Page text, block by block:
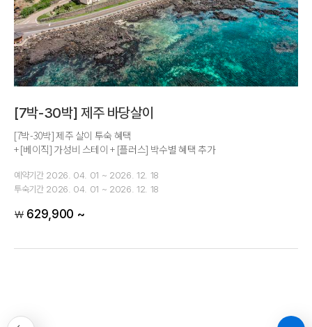
[7박-30박] 제주 바당살이
[7박-30박] 제주 살이 투숙 혜택
+ [베이직] 가성비 스테이 + [플러스] 박수별 혜택 추가
예약기간 2026. 04. 01 ~ 2026. 12. 18
투숙기간 2026. 04. 01 ~ 2026. 12. 18
￦ 629,900 ~